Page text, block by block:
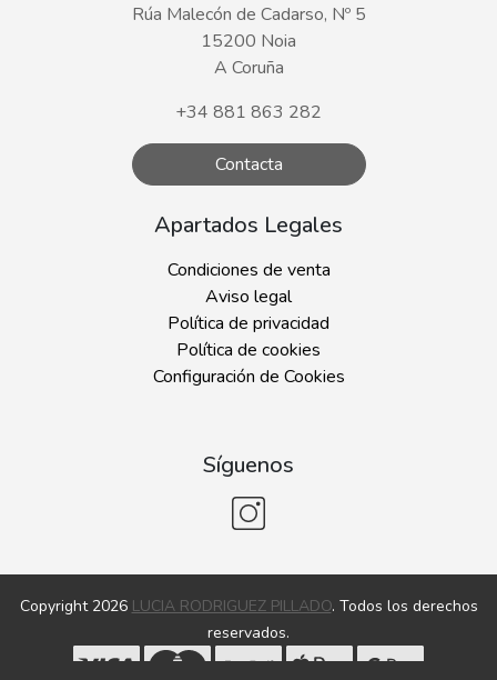
Rúa Malecón de Cadarso, Nº 5
15200 Noia
A Coruña
+34 881 863 282
Contacta
Apartados Legales
Condiciones de venta
Aviso legal
Política de privacidad
Política de cookies
Configuración de Cookies
Síguenos
Copyright 2026 LUCIA RODRIGUEZ PILLADO. Todos los derechos
reservados.